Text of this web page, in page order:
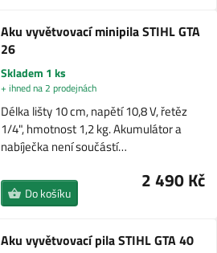
Aku vyvětvovací minipila STIHL GTA
26
Skladem 1 ks
+ ihned na 2 prodejnách
Délka lišty 10 cm, napětí 10,8 V, řetěz
1/4", hmotnost 1,2 kg. Akumulátor a
nabíječka není součástí…
2 490 Kč
Do košíku
Aku vyvětvovací pila STIHL GTA 40